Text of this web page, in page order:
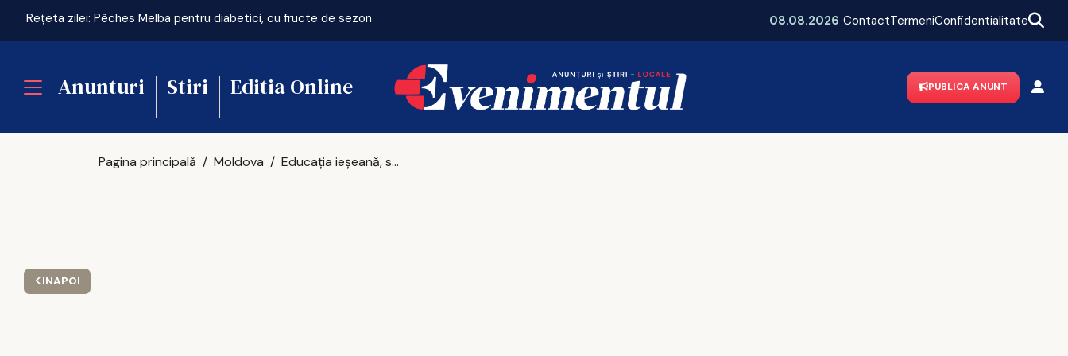
Rețeta zilei: Pêches Melba pentru diabetici, cu fructe de sezon Istanbul domină Europa la zboruri directe. Unde e Bucureștiul „Vă dau flori din soare, doamnă!”
08.08.2026 ContactTermeniConfidentialitate
Anunturi Stiri Editia Online PUBLICA ANUNT
INAPOI
Pagina principală Moldova Educația ieșeană, salvată de profesorii pensionari!